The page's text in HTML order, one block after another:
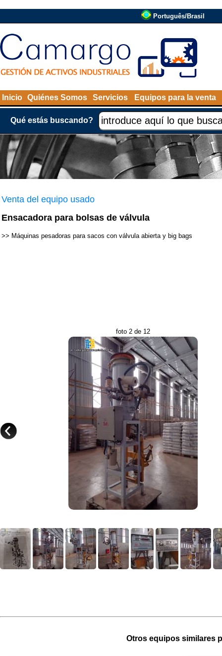
Português/Brasil
Inicio Quiénes Somos Servicios Equipos para la venta
Qué estás buscando?
Venta del equipo usado
Ensacadora para bolsas de válvula
>> Máquinas pesadoras para sacos con válvula abierta y big bags
foto 2 de 12
Otros equipos similares